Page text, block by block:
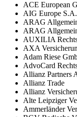
ACE European
AIG Europe S.A.
ARAG
ARAG
AUXILIA
AXA
Adam Riese
AdvoCard
Allianz Partners
Allianz Trade
Allianz
Alte Leipziger
Ammerländer